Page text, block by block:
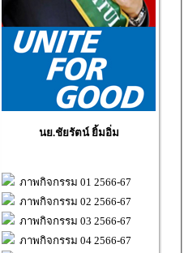
นย.ชัยรัตน์ ยิ้มอิ่ม
ภาพกิจกรรม 01 2566-67
ภาพกิจกรรม 02 2566-67
ภาพกิจกรรม 03 2566-67
ภาพกิจกรรม 04 2566-67